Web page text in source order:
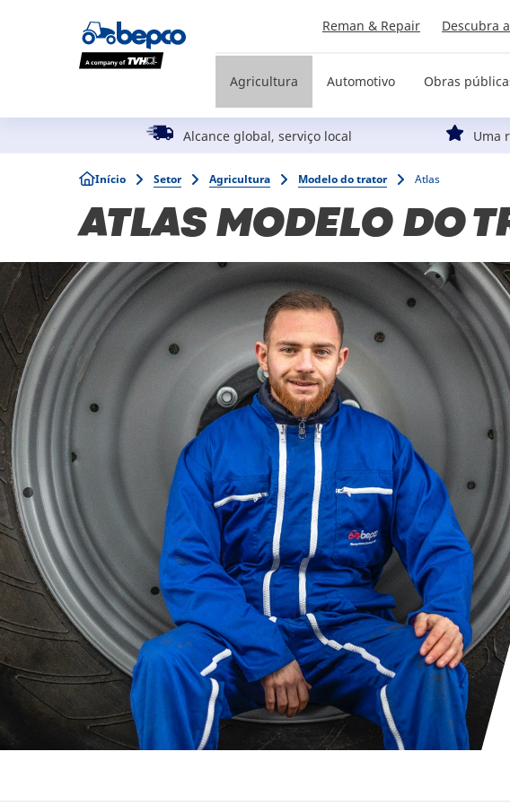
Reman & Repair Descubra
Agricultura Automotivo Obras
Alcance global, serviço local Uma
Breadcrumb
Início Setor Agricultura Modelo do trator Atlas
ATLAS MODELO DO